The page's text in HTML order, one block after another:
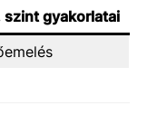
gyakorlatai